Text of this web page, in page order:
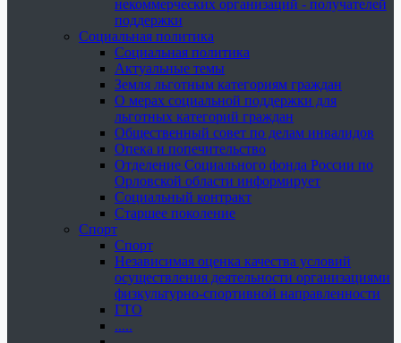
некоммерческих организаций - получателей
поддержки
Социальная политика
Социальная политика
Актуальные темы
Земля льготным категориям граждан
О мерах социальной поддержки для
льготных категорий граждан
Общественный совет по делам инвалидов
Опека и попечительство
Отделение Социального фонда России по
Орловской области информирует
Социальный контракт
Старшее поколение
Спорт
Спорт
Независимая оценка качества условий
осуществления деятельности организациями
физкультурно-спортивной направленности
ГТО
.....